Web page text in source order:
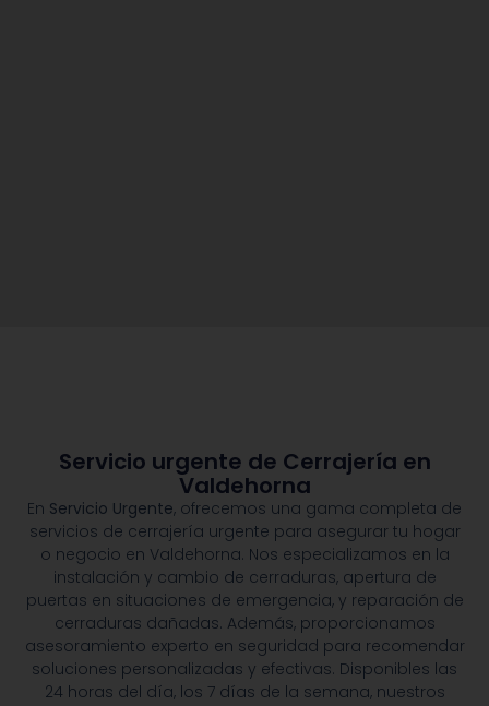
Servicio urgente de Cerrajería en
Valdehorna
En Servicio Urgente, ofrecemos una gama completa de
servicios de cerrajería urgente para asegurar tu hogar
o negocio en Valdehorna. Nos especializamos en la
instalación y cambio de cerraduras, apertura de
puertas en situaciones de emergencia, y reparación de
cerraduras dañadas. Además, proporcionamos
asesoramiento experto en seguridad para recomendar
soluciones personalizadas y efectivas. Disponibles las
24 horas del día, los 7 días de la semana, nuestros